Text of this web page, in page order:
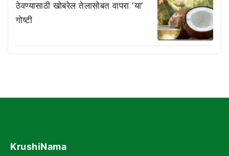
ठेवण्यासाठी खोबरेल तेलासोबत वापरा ‘या’
गोष्टी
KrushiNama